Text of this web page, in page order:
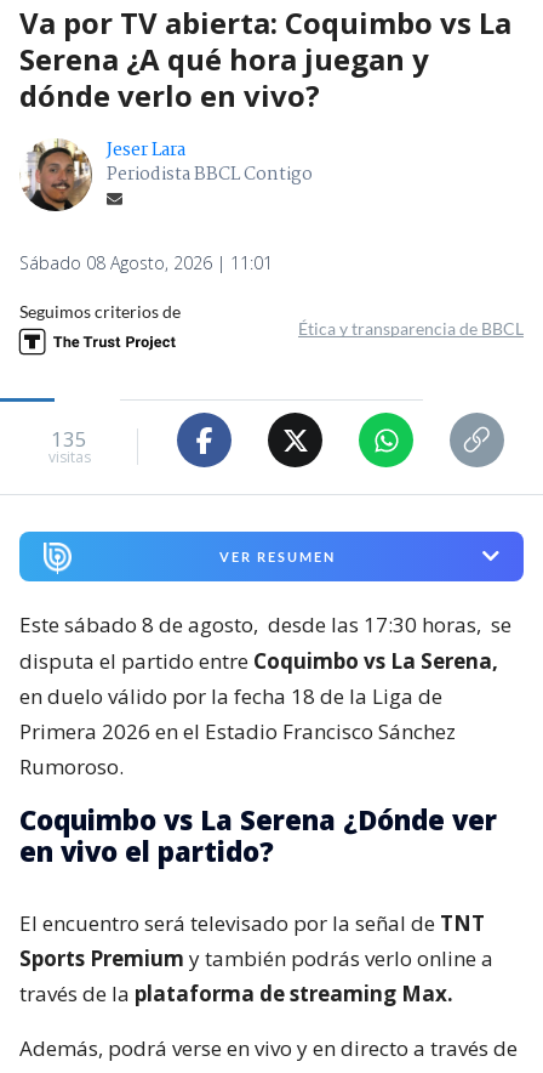
Va por TV abierta: Coquimbo vs La
Serena ¿A qué hora juegan y
dónde verlo en vivo?
Jeser Lara
Periodista BBCL Contigo
Sábado 08 Agosto, 2026 | 11:01
Seguimos criterios de
Ética y transparencia de BBCL
135
visitas
VER RESUMEN
Este sábado 8 de agosto, desde las 17:30 horas, se
disputa el partido entre Coquimbo vs La Serena,
en duelo válido por la fecha 18 de la Liga de
Primera 2026 en el Estadio Francisco Sánchez
Rumoroso.
Coquimbo vs La Serena ¿Dónde ver
en vivo el partido?
El encuentro será televisado por la señal de TNT
Sports Premium y también podrás verlo online a
través de la plataforma de streaming Max.
Además, podrá verse en vivo y en directo a través de